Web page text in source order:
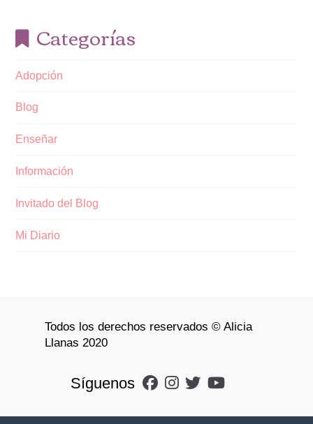
Categorías
Adopción
Blog
Enseñar
Información
Invitado del Blog
Mi Diario
Todos los derechos reservados © Alicia
Llanas 2020
Síguenos